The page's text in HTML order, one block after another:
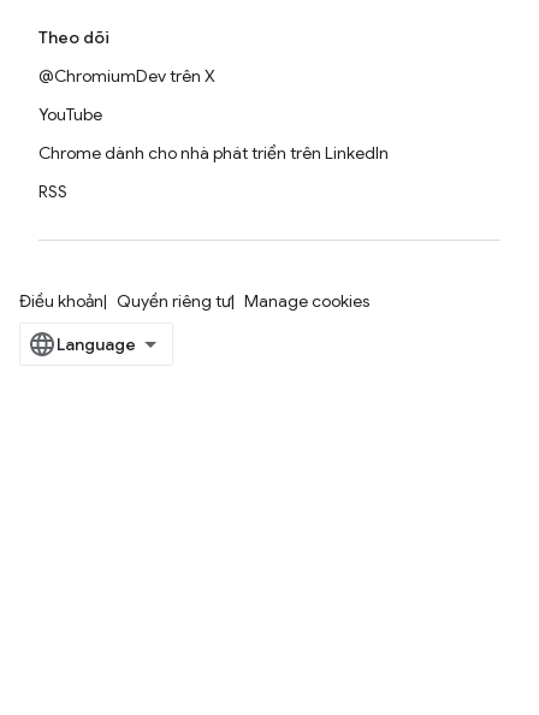
Theo dõi
@ChromiumDev trên X
YouTube
Chrome dành cho nhà phát triển trên LinkedIn
RSS
Điều khoản Quyền riêng tư Manage cookies